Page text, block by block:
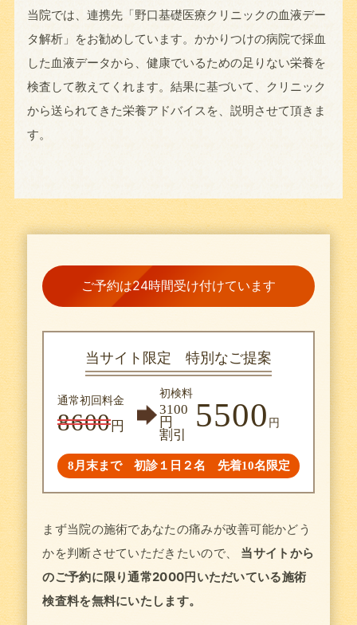
当院では、連携先「野口基礎医療クリニックの血液デー
タ解析」をお勧めしています。かかりつけの病院で採血
した血液データから、健康でいるための足りない栄養を
検査して教えてくれます。結果に基づいて、クリニック
から送られてきた栄養アドバイスを、説明させて頂きま
す。
ご予約は24時間受け付けています
当サイト限定 特別なご提案
通常初回料金
8600円
初検料
3100
円
割引
5500 円
8月末まで 初診１日２名 先着10名限定
まず当院の施術であなたの痛みが改善可能かどう
かを判断させていただきたいので、 当サイトから
のご予約に限り通常2000円いただいている施術
検査料を無料にいたします。